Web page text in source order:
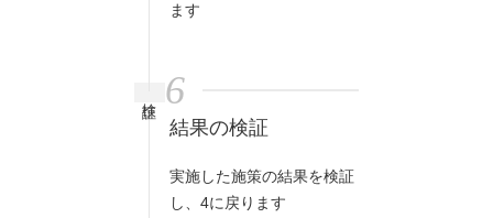
ます
6
結果の検証
実施した施策の結果を検証
し、4に戻ります